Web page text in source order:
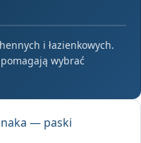
i łazienkowych.
wybrać
— paski